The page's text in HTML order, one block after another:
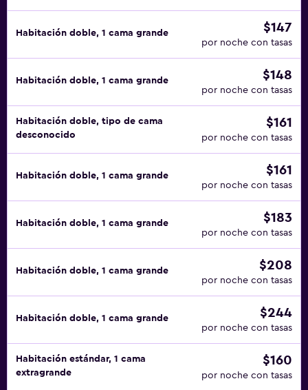
Habitación doble, 1 cama grande $147
por noche con tasas
Habitación doble, 1 cama grande $148
por noche con tasas
Habitación doble, tipo de cama
desconocido
$161
por noche con tasas
Habitación doble, 1 cama grande $161
por noche con tasas
Habitación doble, 1 cama grande $183
por noche con tasas
Habitación doble, 1 cama grande $208
por noche con tasas
Habitación doble, 1 cama grande $244
por noche con tasas
Habitación estándar, 1 cama
extragrande
$160
por noche con tasas